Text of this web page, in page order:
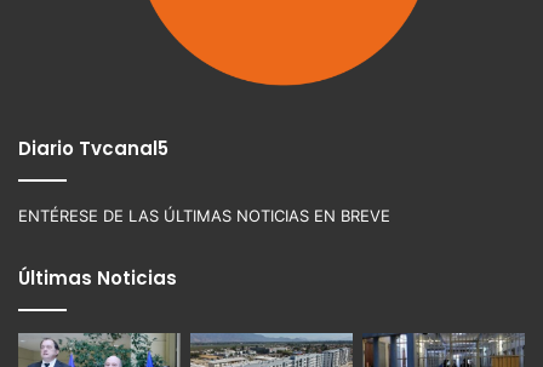
Diario Tvcanal5
ENTÉRESE DE LAS ÚLTIMAS NOTICIAS EN BREVE
Últimas Noticias